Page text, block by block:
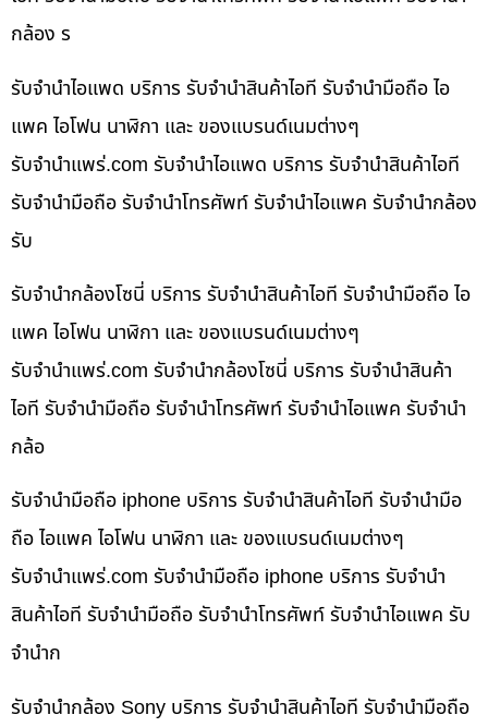
กล้อง ร
รับจำนำไอแพด บริการ รับจำนำสินค้าไอที รับจำนำมือถือ ไอ
แพค ไอโฟน นาฬิกา และ ของแบรนด์เนมต่างๆ
รับจํานําแพร่.com รับจำนำไอแพด บริการ รับจำนำสินค้าไอที
รับจำนำมือถือ รับจำนำโทรศัพท์ รับจำนำไอแพค รับจำนำกล้อง
รับ
รับจำนำกล้องโซนี่ บริการ รับจำนำสินค้าไอที รับจำนำมือถือ ไอ
แพค ไอโฟน นาฬิกา และ ของแบรนด์เนมต่างๆ
รับจํานําแพร่.com รับจำนำกล้องโซนี่ บริการ รับจำนำสินค้า
ไอที รับจำนำมือถือ รับจำนำโทรศัพท์ รับจำนำไอแพค รับจำนำ
กล้อ
รับจำนำมือถือ iphone บริการ รับจำนำสินค้าไอที รับจำนำมือ
ถือ ไอแพค ไอโฟน นาฬิกา และ ของแบรนด์เนมต่างๆ
รับจํานําแพร่.com รับจำนำมือถือ iphone บริการ รับจำนำ
สินค้าไอที รับจำนำมือถือ รับจำนำโทรศัพท์ รับจำนำไอแพค รับ
จำนำก
รับจำนำกล้อง Sony บริการ รับจำนำสินค้าไอที รับจำนำมือถือ